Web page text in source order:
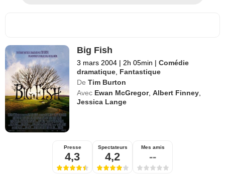
Big Fish
3 mars 2004 | 2h 05min | Comédie
dramatique, Fantastique
De Tim Burton
Avec Ewan McGregor,Albert Finney,
Jessica Lange
Presse
4,3
Spectateurs
4,2
Mes amis
--